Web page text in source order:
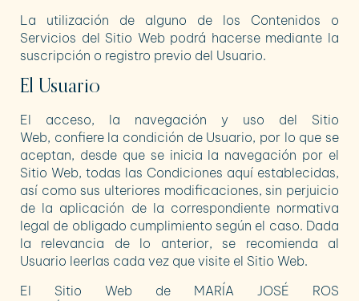
La utilización de alguno de los Contenidos o
Servicios del Sitio Web podrá hacerse mediante la
suscripción o registro previo del Usuario.
El Usuario
El acceso, la navegación y uso del Sitio
Web, confiere la condición de Usuario, por lo que se
aceptan, desde que se inicia la navegación por el
Sitio Web, todas las Condiciones aquí establecidas,
así como sus ulteriores modificaciones, sin perjuicio
de la aplicación de la correspondiente normativa
legal de obligado cumplimiento según el caso. Dada
la relevancia de lo anterior, se recomienda al
Usuario leerlas cada vez que visite el Sitio Web.
El Sitio Web de MARÍA JOSÉ ROS